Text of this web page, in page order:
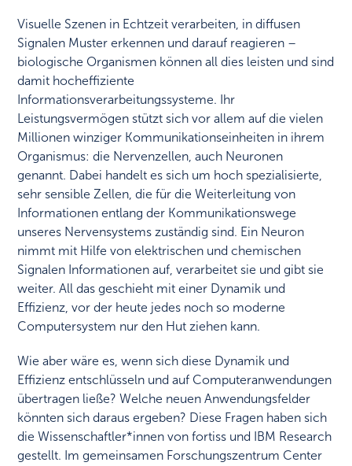
Visuelle Szenen in Echtzeit verarbeiten, in diffusen
Signalen Muster erkennen und darauf reagieren –
biologische Organismen können all dies leisten und sind
damit hocheffiziente
Informationsverarbeitungssysteme. Ihr
Leistungsvermögen stützt sich vor allem auf die vielen
Millionen winziger Kommunikationseinheiten in ihrem
Organismus: die Nervenzellen, auch Neuronen
genannt. Dabei handelt es sich um hoch spezialisierte,
sehr sensible Zellen, die für die Weiterleitung von
Informationen entlang der Kommunikationswege
unseres Nervensystems zuständig sind. Ein Neuron
nimmt mit Hilfe von elektrischen und chemischen
Signalen Informationen auf, verarbeitet sie und gibt sie
weiter. All das geschieht mit einer Dynamik und
Effizienz, vor der heute jedes noch so moderne
Computersystem nur den Hut ziehen kann.
Wie aber wäre es, wenn sich diese Dynamik und
Effizienz entschlüsseln und auf Computeranwendungen
übertragen ließe? Welche neuen Anwendungsfelder
könnten sich daraus ergeben? Diese Fragen haben sich
die Wissenschaftler*innen von fortiss und IBM Research
gestellt. Im gemeinsamen Forschungszentrum Center